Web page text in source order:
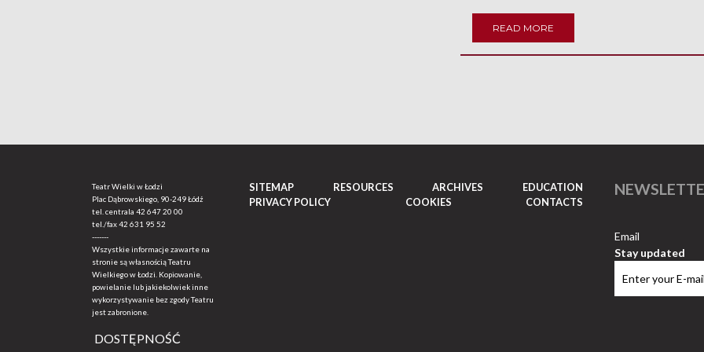
READ MORE
Teatr Wielki w Łodzi
Plac Dąbrowskiego, 90-249 Łódź
tel. centrala 42 647 20 00
tel./fax42 631 95 52
-------
Wszystkie informacje zawarte na
stronie są własnością Teatru
Wielkiego w Łodzi. Kopiowanie,
powielanie lub jakiekolwiek inne
wykorzystywanie bez zgody Teatru
jest zabronione.
DOSTĘPNOŚĆ
SITEMAP RESOURCES ARCHIVES
EDUCATION
PRIVACY POLICY
COOKIES CONTACTS
Email
Stay updated